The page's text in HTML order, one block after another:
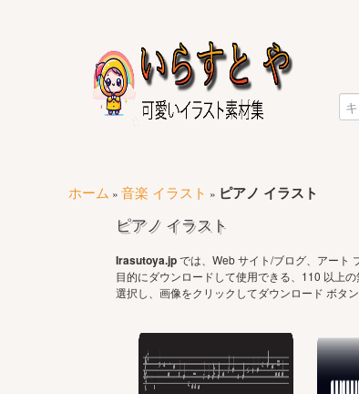
ホーム » 音楽 イラスト » ピアノ イラスト
ピアノ イラスト
Irasutoya.jpでは、Web サイト/ブログ、アート
目的にダウンロードして使用できる、110 以上
選択し、画像をクリックしてダウンロード ボタ